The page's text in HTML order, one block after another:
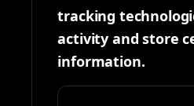
tracking
activity and store
information.